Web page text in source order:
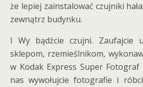
że lepiej zainstalować czujniki
zewnątrz budynku.
I Wy bądźcie czujni. Zaufajcie
sklepom, rzemieślnikom,
w Kodak Express Super Fotograf
nas wywołujcie fotografie i